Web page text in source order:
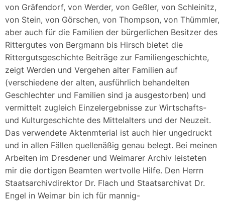
von Gräfendorf, von Werder, von Geßler, von Schleinitz,
von Stein, von Görschen, von Thompson, von Thümmler,
aber auch für die Familien der bürgerlichen Besitzer des
Rittergutes von Bergmann bis Hirsch bietet die
Rittergutsgeschichte Beiträge zur Familiengeschichte,
zeigt Werden und Vergehen alter Familien auf
(verschiedene der alten, ausführlich behandelten
Geschlechter und Familien sind ja ausgestorben) und
vermittelt zugleich Einzelergebnisse zur Wirtschafts-
und Kulturgeschichte des Mittelalters und der Neuzeit.
Das verwendete Aktenmterial ist auch hier ungedruckt
und in allen Fällen quellenäßig genau belegt. Bei meinen
Arbeiten im Dresdener und Weimarer Archiv leisteten
mir die dortigen Beamten wertvolle Hilfe. Den Herrn
Staatsarchivdirektor Dr. Flach und Staatsarchivat Dr.
Engel in Weimar bin ich für mannig-